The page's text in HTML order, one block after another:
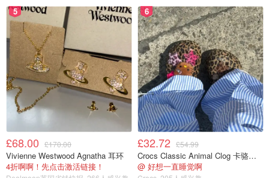
5
£68.00 £170.00
Vivienne Westwood Agnatha 耳环
4折啊啊！先点击激活链接！
6
£32.72 £54.99
Crocs Classic Animal Clog 卡骆驰动物印花洞洞鞋
@ 好想一直睡觉啊